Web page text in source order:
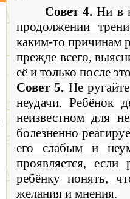
Совет 4. Ни в
про­должении
каким-то причинам
прежде все­го,
её и только после
Совет 5. Не
неудачи. Ребёнок
неиз­вестном для
болезненно
его слабым и
проявляется, если
ребёнку понять,
желания и мнения.